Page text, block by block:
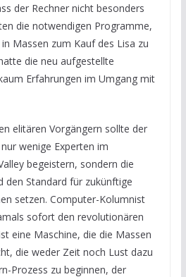
der Rechner nicht besonders
die notwendigen Programme,
Massen zum Kauf des Lisa zu
die neu aufgestellte
Erfahrungen im Umgang mit
elitären Vorgängern sollte der
wenige Experten im
begeistern, sondern die
den Standard für zukünftige
setzen. Computer-Kolumnist
sofort den revolutionären
eine Maschine, die die Massen
die weder Zeit noch Lust dazu
Prozess zu beginnen, der